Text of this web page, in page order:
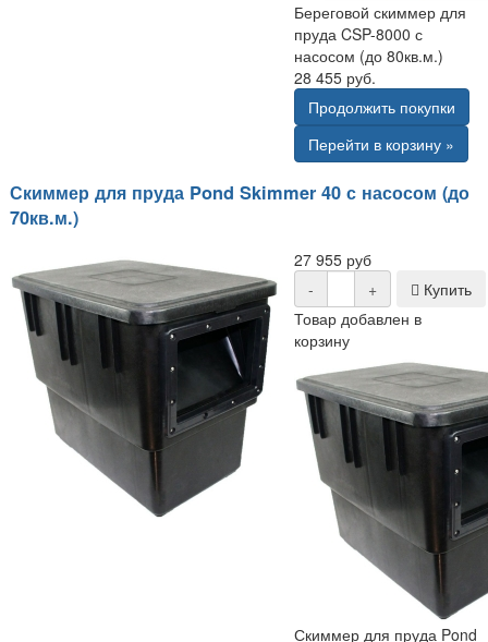
Береговой скиммер для
пруда CSP-8000 с
насосом (до 80кв.м.)
28 455 руб.
Продолжить покупки
Перейти в корзину »
Скиммер для пруда Pond Skimmer 40 с насосом (до
70кв.м.)
27 955 руб
-
+
Купить
Товар добавлен в
корзину
Скиммер для пруда Pond